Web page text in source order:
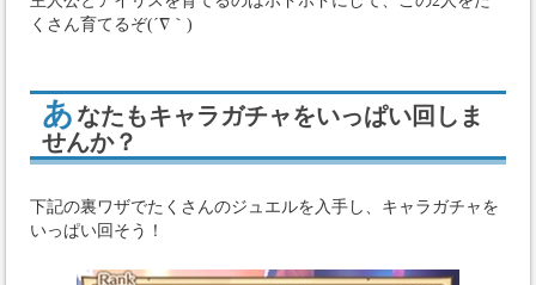
くさん育てるぞ(´∇｀)
あ なたもキャラガチャをいっぱい回しま
せんか？
下記の裏ワザでたくさんのジュエルを入手し、キャラガチャを
いっぱい回そう！